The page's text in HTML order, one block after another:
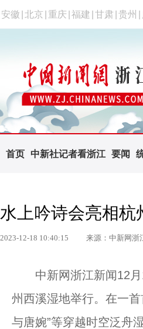
安徽 北京 重庆 福建 甘肃 贵州
首页 中新社记者看浙江 要闻
水上吟诗会亮相杭
2023-12-18 10:40:15 来源：中新网浙
中新网浙江新闻12月
州西溪湿地举行。在一首
与唐婉”等穿越时空泛舟